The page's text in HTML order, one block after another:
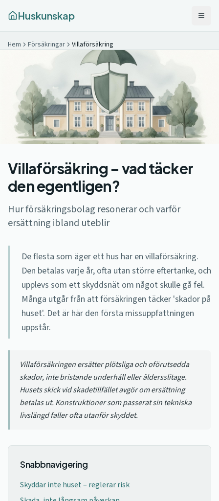
Huskunskap
Hem Försäkringar Villaförsäkring
Villaförsäkring – vad täcker
den egentligen?
Hur försäkringsbolag resonerar och varför
ersättning ibland uteblir
De flesta som äger ett hus har en villaförsäkring.
Den betalas varje år, ofta utan större eftertanke, och
upplevs som ett skyddsnät om något skulle gå fel.
Många utgår från att försäkringen täcker 'skador på
huset'. Det är här den första missuppfattningen
uppstår.
Villaförsäkringen ersätter plötsliga och oförutsedda
skador, inte bristande underhåll eller åldersslitage.
Husets skick vid skadetillfället avgör om ersättning
betalas ut. Konstruktioner som passerat sin tekniska
livslängd faller ofta utanför skyddet.
Snabbnavigering
Skyddar inte huset – reglerar risk